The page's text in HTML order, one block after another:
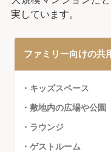
実しています。
ファミリー向けの共
・キッズスペース
・敷地内の広場や公園
・ラウンジ
・ゲストルーム